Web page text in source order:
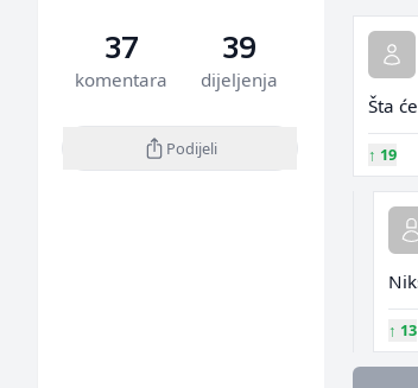
37
komentara
39
dijeljenja
Podijeli
Šta
↑ 19
↑ 13